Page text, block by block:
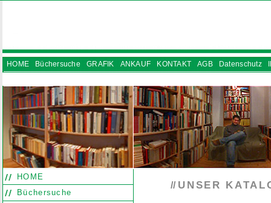
HOME Büchersuche GRAFIK ANKAUF KONTAKT AGB Datenschutz
HOME
Büchersuche
// UNSER